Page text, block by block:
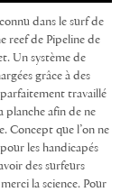
dans le surf de
reef de Pipeline de
Un système de
grâce à des
travaillé
planche afin de ne
Concept que l’on ne
les handicapés
des surfeurs
la science. Pour